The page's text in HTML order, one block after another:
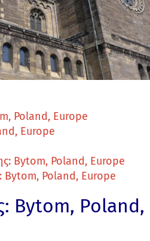
Poland, Europe
Europe
Bytom, Poland, Europe
Bytom, Poland, Europe
Bytom, Poland,